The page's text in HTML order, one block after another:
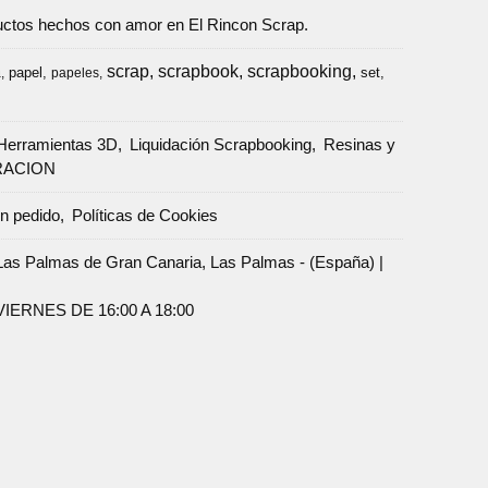
hechos con amor en El Rincon Scrap.
papel papeles scrap scrapbook scrapbooking set
3D Liquidación Scrapbooking
Resinas y
pedido Políticas de Cookies
Palmas de Gran Canaria, Las Palmas - (España) |
DE 16:00 A 18:00